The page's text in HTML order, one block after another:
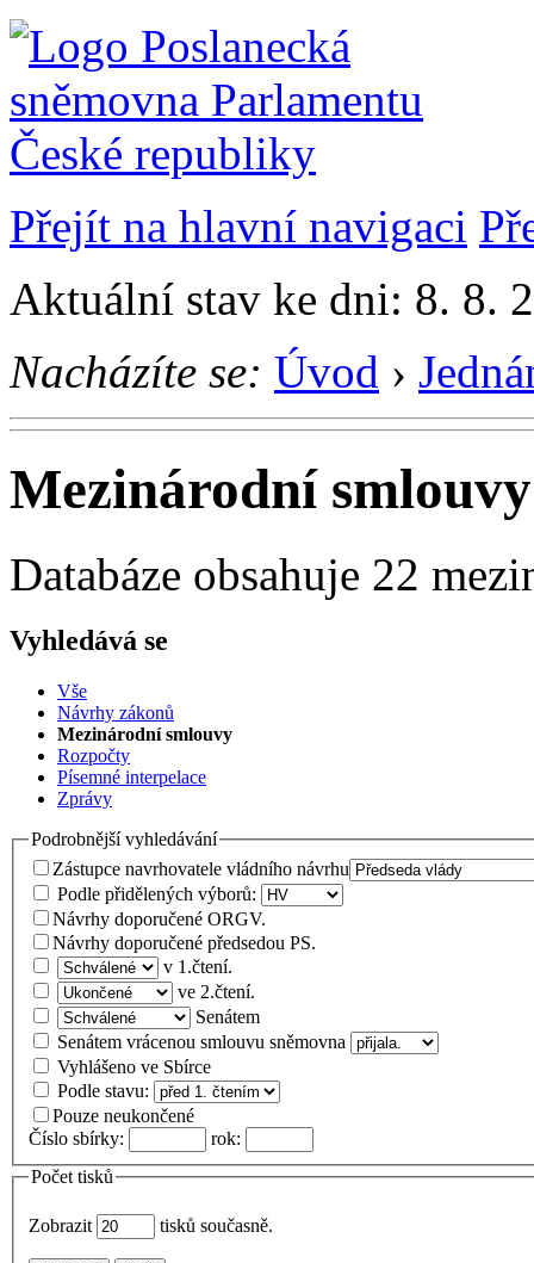
Přejít na hlavní navigaci
Aktuální stav ke dni: 8. 8.
Nacházíte se: Úvod ›
Mezinárodní smlouvy
Databáze obsahuje 22
Vyhledává se
Vše
Návrhy zákonů
Mezinárodní smlouvy
Rozpočty
Písemné interpelace
Zprávy
Podrobnější vyhledávání
Zástupce navrhovatele vládního návrhu
Podle přidělených výborů:
Návrhy doporučené ORGV.
Návrhy doporučené předsedou PS.
v 1.čtení.
ve 2.čtení.
Senátem
Senátem vrácenou smlouvu sněmovna
Vyhlášeno ve Sbírce
Podle stavu:
Pouze neukončené
Číslo sbírky:
rok:
Počet tisků
Zobrazit tisků současně.